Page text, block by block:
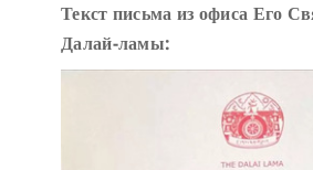
Текст письма из офиса Его
Далай-ламы: